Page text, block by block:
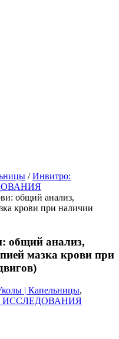
/Инвитро:
общий анализ,
крови при наличии
общий анализ,
мазка крови при
| Капельницы,
ИССЛЕДОВАНИЯ